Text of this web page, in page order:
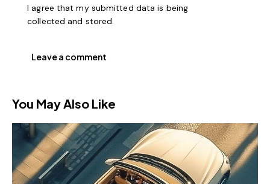
I agree that my submitted data is being
collected and stored.
You May Also Like